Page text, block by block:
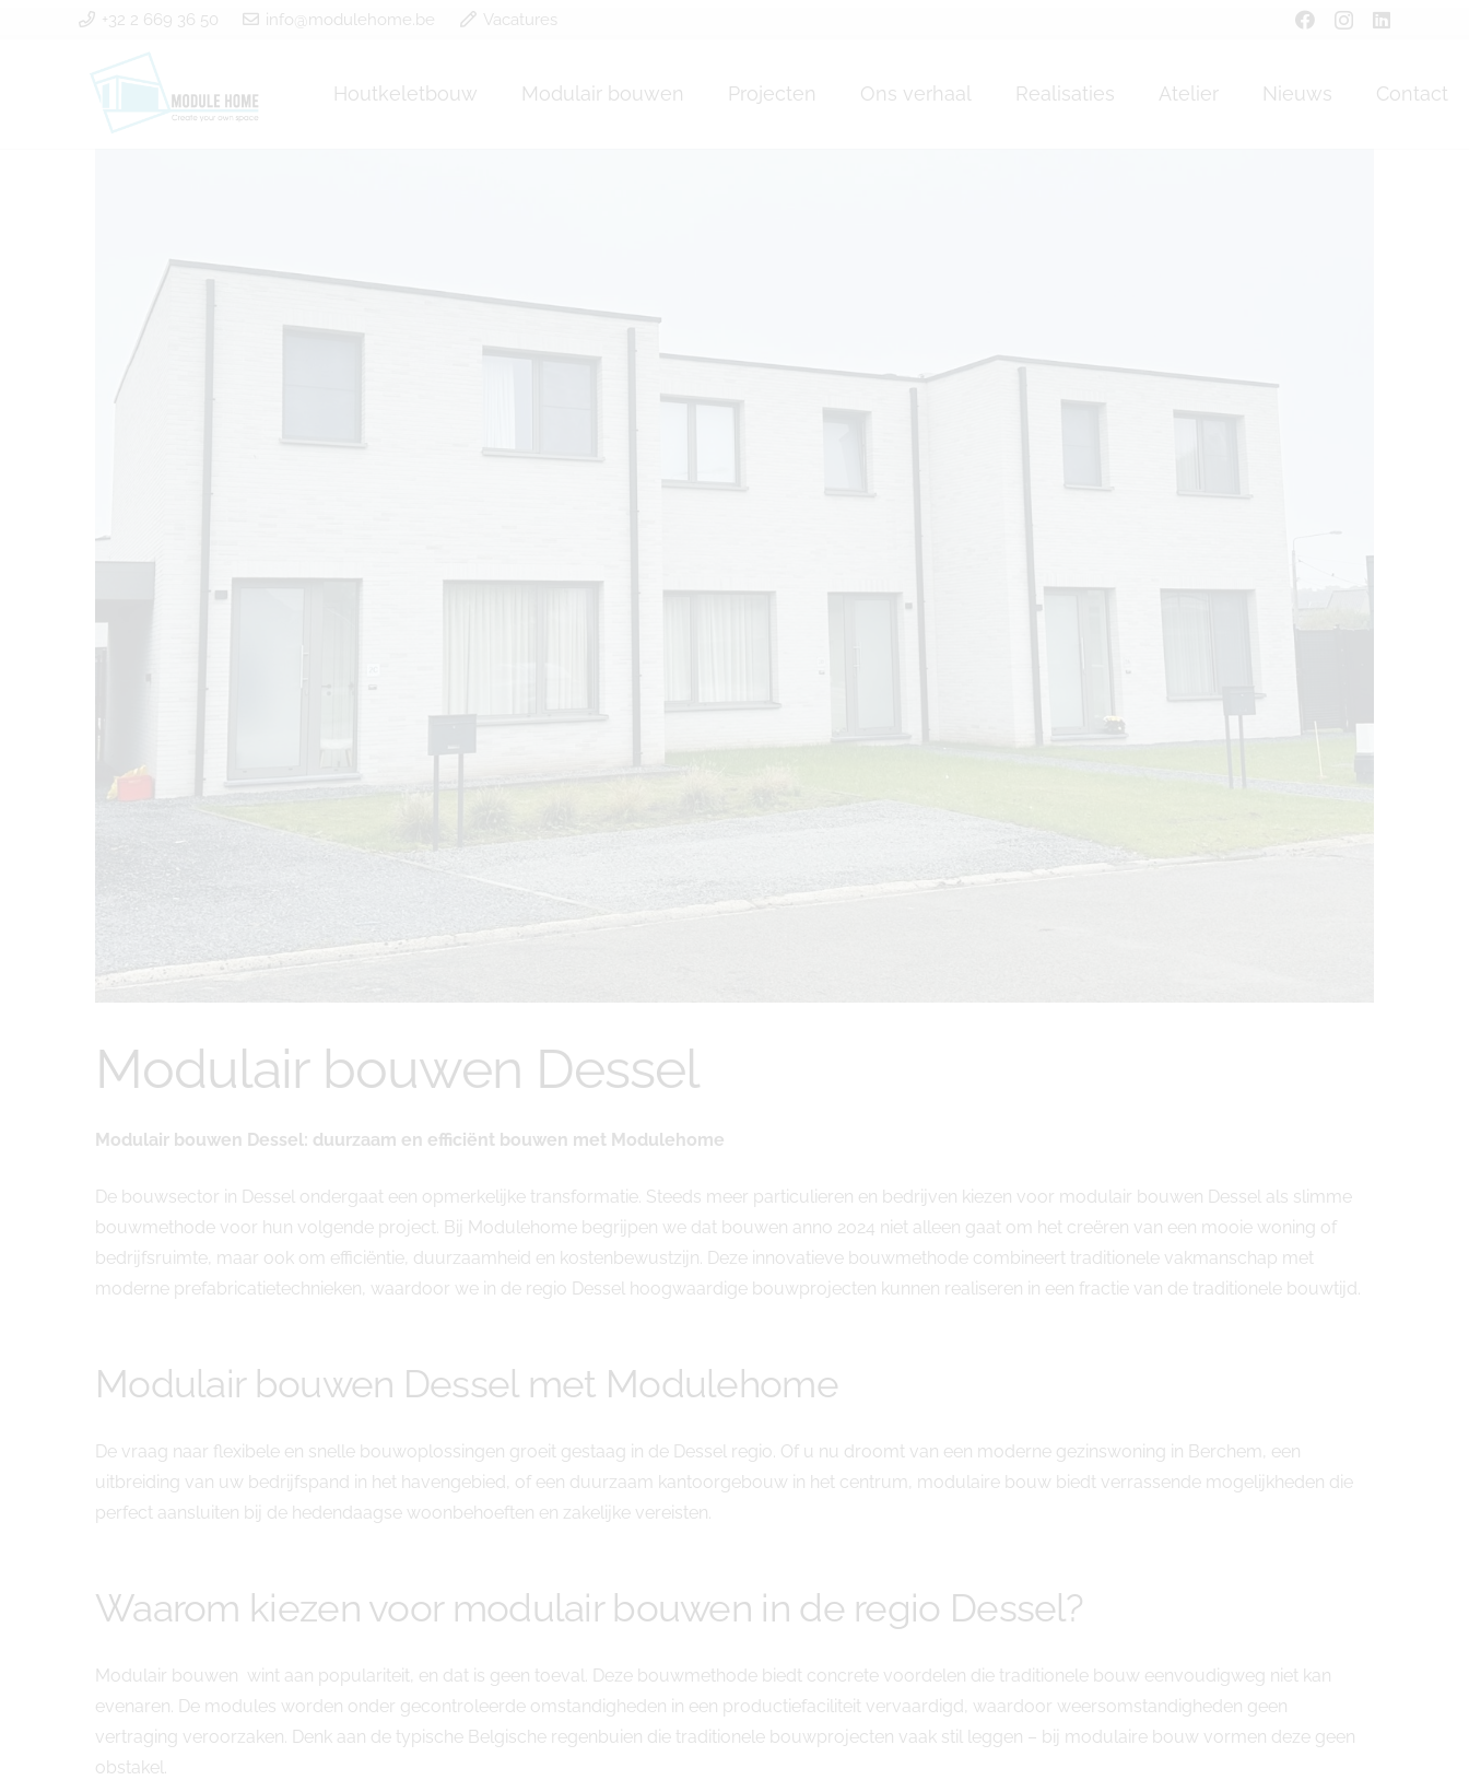
+32 2 669 36 50 info@modulehome.be Vacatures
Houtkeletbouw Modulair bouwen Projecten Ons verhaal Realisaties Atelier Nieuws Contact
Modulair bouwen Dessel
Modulair bouwen Dessel: duurzaam en efficiënt bouwen met Modulehome
De bouwsector in Dessel ondergaat een opmerkelijke transformatie. Steeds meer particulieren en bedrijven kiezen voor modulair bouwen Dessel als slimme
bouwmethode voor hun volgende project. Bij Modulehome begrijpen we dat bouwen anno 2024 niet alleen gaat om het creëren van een mooie woning of
bedrijfsruimte, maar ook om efficiëntie, duurzaamheid en kostenbewustzijn. Deze innovatieve bouwmethode combineert traditionele vakmanschap met
moderne prefabricatietechnieken, waardoor we in de regio Dessel hoogwaardige bouwprojecten kunnen realiseren in een fractie van de traditionele bouwtijd.
Modulair bouwen Dessel met Modulehome
De vraag naar flexibele en snelle bouwoplossingen groeit gestaag in de Dessel regio. Of u nu droomt van een moderne gezinswoning in Berchem, een
uitbreiding van uw bedrijfspand in het havengebied, of een duurzaam kantoorgebouw in het centrum, modulaire bouw biedt verrassende mogelijkheden die
perfect aansluiten bij de hedendaagse woonbehoeften en zakelijke vereisten.
Waarom kiezen voor modulair bouwen in de regio Dessel?
Modulair bouwen wint aan populariteit, en dat is geen toeval. Deze bouwmethode biedt concrete voordelen die traditionele bouw eenvoudigweg niet kan
evenaren. De modules worden onder gecontroleerde omstandigheden in een productiefaciliteit vervaardigd, waardoor weersomstandigheden geen
vertraging veroorzaken. Denk aan de typische Belgische regenbuien die traditionele bouwprojecten vaak stil leggen – bij modulaire bouw vormen deze geen
obstakel.